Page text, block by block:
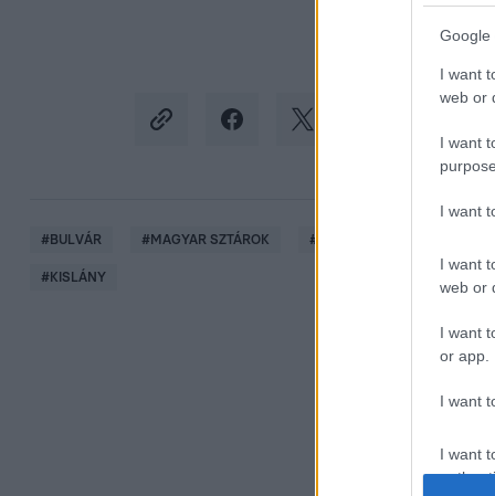
Google
I want
web or
I want
I want
I want
web or
I want
or app.
I want
I want
#BULVÁR #MAGYAR SZTÁROK #
#KISLÁNY